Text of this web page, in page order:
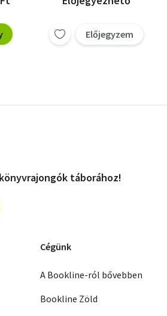
Előjegyzem
táborához!
Cégünk
A Bookline-ról bővebben
Bookline Zöld